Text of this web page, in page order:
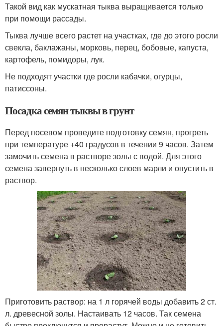
Такой вид как мускатная тыква выращивается только
при помощи рассады.
Тыква лучше всего растет на участках, где до этого росли
свекла, баклажаны, морковь, перец, бобовые, капуста,
картофель, помидоры, лук.
Не подходят участки где росли кабачки, огурцы,
патиссоны.
Посадка семян тыквы в грунт
Перед посевом проведите подготовку семян, прогреть
при температуре +40 градусов в течении 9 часов. Затем
замочить семена в растворе золы с водой. Для этого
семена завернуть в несколько слоев марли и опустить в
раствор.
Приготовить раствор: на 1 л горячей воды добавить 2 ст.
л. древесной золы. Настаивать 12 часов. Так семена